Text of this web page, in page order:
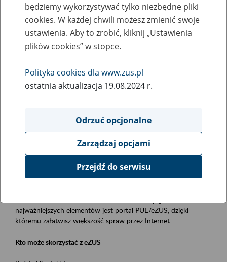
Zaproś ZUS do siebie - zakładanie profili
eZUS w siedzibie Twojej firmy
Rodzaj wydarzenia
Szkolenia
Obszar merytoryczny
obsługa klientów
Opis wydarzenia
Platforma Usług Elektronicznych ZUS eZUS
najważniejszych elementów jest portal PUE/eZUS, dzięki
któremu załatwisz większość spraw przez Internet.
Kto może skorzystać z eZUS
będziemy wykorzystywać tylko niezbędne pliki
cookies. W każdej chwili możesz zmienić swoje
ustawienia. Aby to zrobić, kliknij „Ustawienia
plików cookies” w stopce.
Polityka cookies dla www.zus.pl
ostatnia aktualizacja 19.08.2024 r.
Odrzuć opcjonalne
Zarządzaj opcjami
Przejdź do serwisu